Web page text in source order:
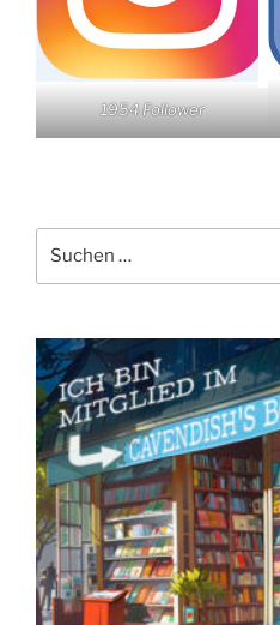
1954 Follower
nach: